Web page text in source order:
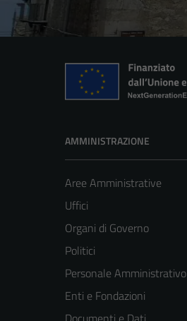
AMMINISTRAZIONE
Aree Amministrative
Uffici
Organi di Governo
Politici
Personale Amministrativo
Enti e Fondazioni